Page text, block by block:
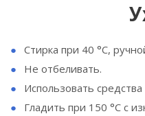
Стирка при 40 °C,
Не отбеливать.
Использовать
Гладить при 150 °C с